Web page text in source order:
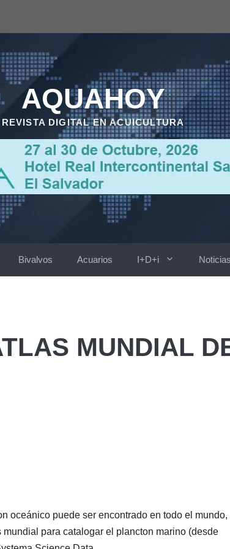
AQUAHOY
REVISTA DIGITAL EN ACUICULTURA
Bivalvos Acuarios I+D+i
MUNDIAL
oceánico puede ser encontrado en todo el mundo,
para catalogar el plancton marino (desde